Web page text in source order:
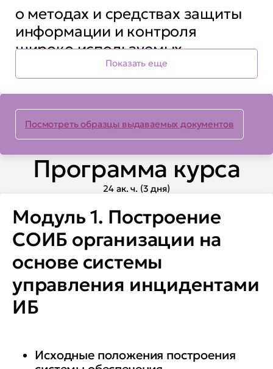
о методах и средствах защиты
информации и контроля
широко используемых
информационных технологий;
об основных международных
стандартах и рекомендациях по
управлению информационными
инцидентами;
Вы сможете:
разрабатывать корпоративную
методику управления ИБ на
основе управления
информационными
инцидентами;
критичных информационных
Показать еще
Посмотреть образцы выдаваемых документов
Программа курса
24 ак. ч. (3 дня)
Модуль 1. Построение
СОИБ организации на
основе системы
управления инцидентами
ИБ
Исходные положения построения